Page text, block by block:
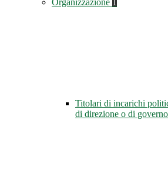
Organizzazione 1
Titolari di incarichi
di direzione o di governo